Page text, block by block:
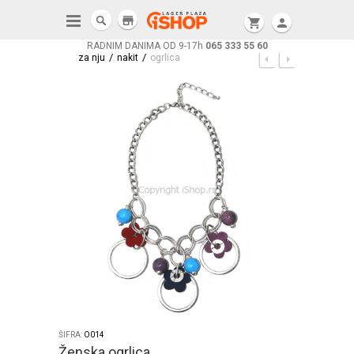
RADNIM DANIMA OD 9-17h 065 333 55 60
shopping_cart person
store
za nju / nakit / ogrlica
ŠIFRA: O014